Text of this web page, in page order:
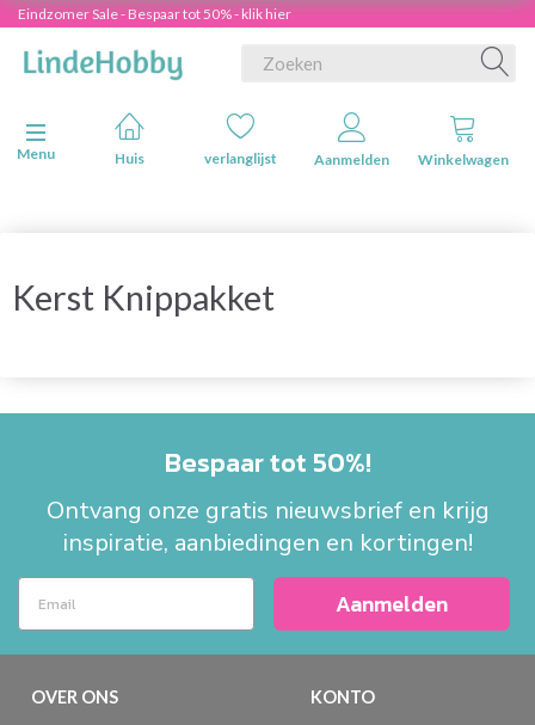
Eindzomer Sale - Bespaar tot 50% - klik hier
Navigatie in-/uitschakelen
Menu
Huis verlanglijst Aanmelden Winkelwagen
Kerst Knippakket
Bespaar tot 50%!
Ontvang onze gratis nieuwsbrief en krijg
inspiratie, aanbiedingen en kortingen!
Aanmelden
OVER ONS KONTO